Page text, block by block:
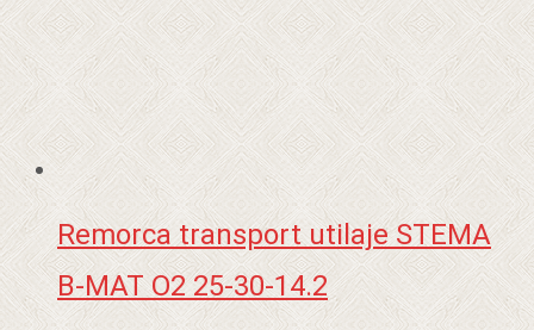
Remorca transport utilaje STEMA
B-MAT O2 25-30-14.2